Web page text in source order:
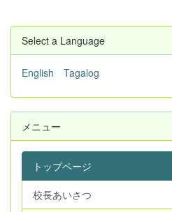
Select a Language
English Tagalog
メニュー
トップページ
校長あいさつ